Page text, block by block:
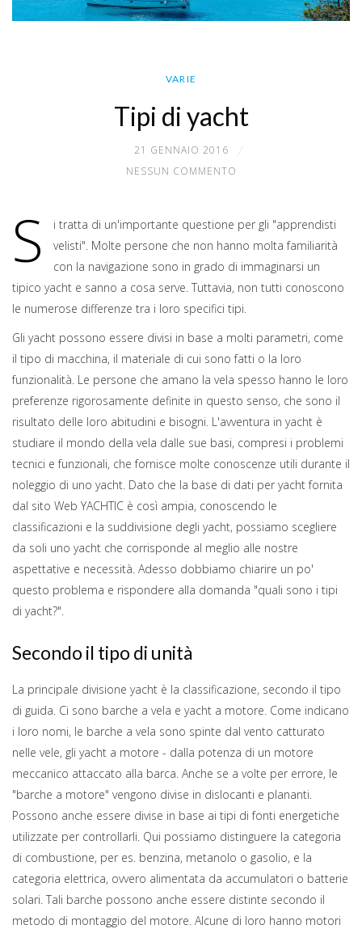
VARIE
Tipi di yacht
21 GENNAIO 2016
NESSUN COMMENTO
S
i tratta di un'importante questione per gli "apprendisti
velisti". Molte persone che non hanno molta familiarità
con la navigazione sono in grado di immaginarsi un
tipico yacht e sanno a cosa serve. Tuttavia, non tutti conoscono
le numerose differenze tra i loro specifici tipi.
Gli yacht possono essere divisi in base a molti parametri, come
il tipo di macchina, il materiale di cui sono fatti o la loro
funzionalità. Le persone che amano la vela spesso hanno le loro
preferenze rigorosamente definite in questo senso, che sono il
risultato delle loro abitudini e bisogni. L'avventura in yacht è
studiare il mondo della vela dalle sue basi, compresi i problemi
tecnici e funzionali, che fornisce molte conoscenze utili durante il
noleggio di uno yacht. Dato che la base di dati per yacht fornita
dal sito Web YACHTIC è così ampia, conoscendo le
classificazioni e la suddivisione degli yacht, possiamo scegliere
da soli uno yacht che corrisponde al meglio alle nostre
aspettative e necessità. Adesso dobbiamo chiarire un po'
questo problema e rispondere alla domanda "quali sono i tipi
di yacht?".
Secondo il tipo di unità
La principale divisione yacht è la classificazione, secondo il tipo
di guida. Ci sono barche a vela e yacht a motore. Come indicano
i loro nomi, le barche a vela sono spinte dal vento catturato
nelle vele, gli yacht a motore - dalla potenza di un motore
meccanico attaccato alla barca. Anche se a volte per errore, le
"barche a motore" vengono divise in dislocanti e plananti.
Possono anche essere divise in base ai tipi di fonti energetiche
utilizzate per controllarli. Qui possiamo distinguere la categoria
di combustione, per es. benzina, metanolo o gasolio, e la
categoria elettrica, ovvero alimentata da accumulatori o batterie
solari. Tali barche possono anche essere distinte secondo il
metodo di montaggio del motore. Alcune di loro hanno motori